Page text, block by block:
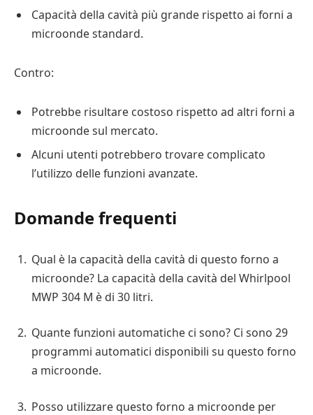
Capacità della cavità più grande rispetto ai forni a
microonde standard.
Contro:
Potrebbe risultare costoso rispetto ad altri forni a
microonde sul mercato.
Alcuni utenti potrebbero trovare complicato
l’utilizzo delle funzioni avanzate.
Domande frequenti
Qual è la capacità della cavità di questo forno a
microonde? La capacità della cavità del Whirlpool
MWP 304 M è di 30 litri.
Quante funzioni automatiche ci sono? Ci sono 29
programmi automatici disponibili su questo forno
a microonde.
Posso utilizzare questo forno a microonde per